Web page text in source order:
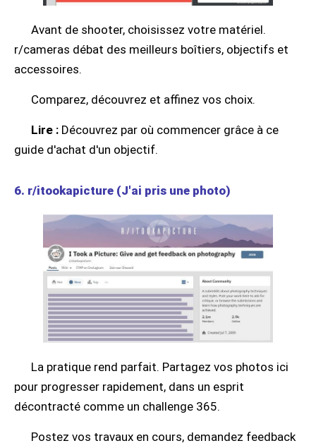
Avant de shooter, choisissez votre matériel.
r/cameras débat des meilleurs boîtiers, objectifs et
accessoires.
Comparez, découvrez et affinez vos choix.
Lire : Découvrez par où commencer grâce à ce
guide d'achat d'un objectif.
6. r/itookapicture (J'ai pris une photo)
La pratique rend parfait. Partagez vos photos ici
pour progresser rapidement, dans un esprit
décontracté comme un challenge 365.
Postez vos travaux en cours, demandez feedback